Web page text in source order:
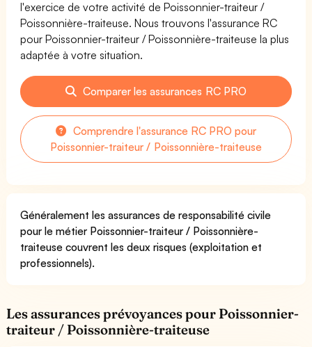
l'exercice de votre activité de Poissonnier-traiteur /
Poissonnière-traiteuse. Nous trouvons l'assurance RC
pour Poissonnier-traiteur / Poissonnière-traiteuse la plus
adaptée à votre situation.
Comparer les assurances RC PRO
Comprendre l'assurance RC PRO pour
Poissonnier-traiteur / Poissonnière-traiteuse
Généralement les assurances de responsabilité civile
pour le métier Poissonnier-traiteur / Poissonnière-
traiteuse couvrent les deux risques (exploitation et
professionnels).
Les assurances prévoyances pour Poissonnier-
traiteur / Poissonnière-traiteuse